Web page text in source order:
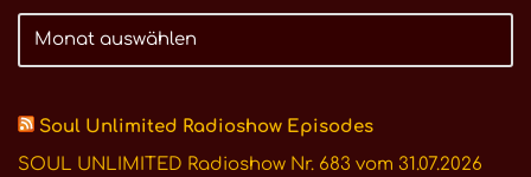
Soul Unlimited Radioshow Episodes
SOUL UNLIMITED Radioshow Nr. 683 vom 31.07.2026